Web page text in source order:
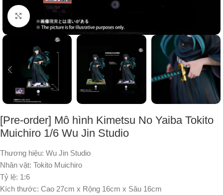
Nhấp để phóng to
[Pre-order] Mô hình Kimetsu No Yaiba Tokito
Muichiro 1/6 Wu Jin Studio
Thương hiệu: Wu Jin Studio
Nhân vật: Tokito Muichiro
Tỷ lệ: 1:6
Kích thước: Cao 27cm x Rộng 16cm x Sâu 16cm